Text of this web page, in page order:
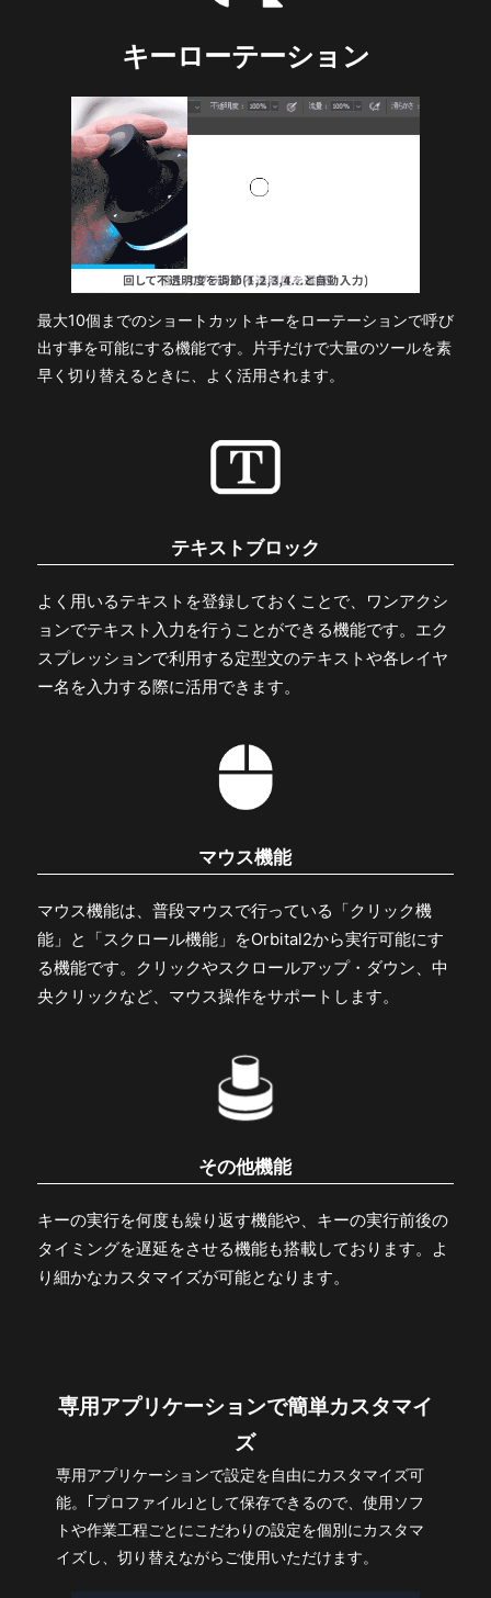
キーローテーション
最大10個までのショートカットキーをローテーションで呼び
出す事を可能にする機能です。片手だけで大量のツールを素
早く切り替えるときに、よく活用されます。
テキストブロック
よく用いるテキストを登録しておくことで、ワンアクシ
ョンでテキスト入力を行うことができる機能です。エク
スプレッションで利用する定型文のテキストや各レイヤ
ー名を入力する際に活用できます。
マウス機能
マウス機能は、普段マウスで行っている「クリック機
能」と「スクロール機能」をOrbital2から実行可能にす
る機能です。クリックやスクロールアップ・ダウン、中
央クリックなど、マウス操作をサポートします。
その他機能
キーの実行を何度も繰り返す機能や、キーの実行前後の
タイミングを遅延をさせる機能も搭載しております。よ
り細かなカスタマイズが可能となります。
専用アプリケーションで簡単カスタマイ
ズ
専用アプリケーションで設定を自由にカスタマイズ可
能。｢プロファイル｣として保存できるので、使用ソフ
トや作業工程ごとにこだわりの設定を個別にカスタマ
イズし、切り替えながらご使用いただけます。